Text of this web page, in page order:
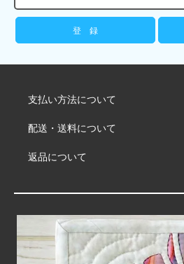
支払い方法について
配送・送料について
返品について